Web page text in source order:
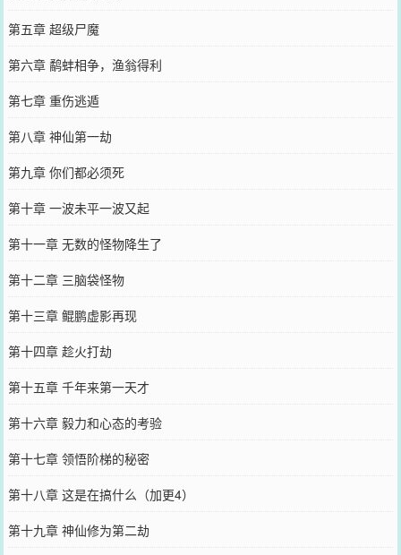
第五章 超级尸魔
第六章 鹬蚌相争，渔翁得利
第七章 重伤逃遁
第八章 神仙第一劫
第九章 你们都必须死
第十章 一波未平一波又起
第十一章 无数的怪物降生了
第十二章 三脑袋怪物
第十三章 鲲鹏虚影再现
第十四章 趁火打劫
第十五章 千年来第一天才
第十六章 毅力和心态的考验
第十七章 领悟阶梯的秘密
第十八章 这是在搞什么（加更4）
第十九章 神仙修为第二劫